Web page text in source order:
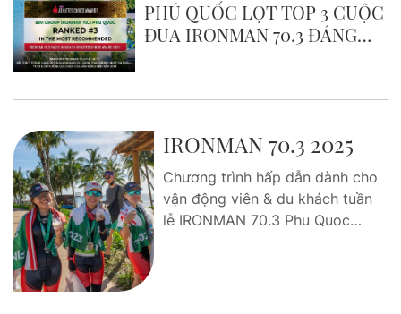
PHÚ QUỐC LỌT TOP 3 CUỘC
ĐUA IRONMAN 70.3 ĐÁNG
IRONMAN 70.3 2025
Chương trình hấp dẫn dành cho
vận động viên & du khách tuần
lễ IRONMAN 70.3 Phu Quoc